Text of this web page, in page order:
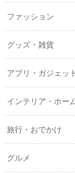
ファッション
グッズ・雑貨
アプリ・ガジェット
インテリア・ホー
旅行・おでかけ
グルメ